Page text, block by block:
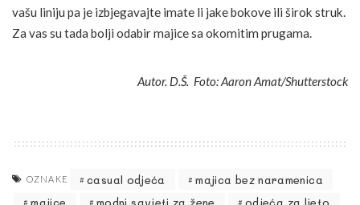
vašu liniju pa je izbjegavajte imate li jake bokove ili širok struk.
Za vas su tada bolji odabir majice sa okomitim prugama.
Autor. D.Š. Foto: Aaron Amat/Shutterstock
OZNAKE casual odjeća
majica bez naramenica
majice
modni savjeti za žene odjeća za ljeto